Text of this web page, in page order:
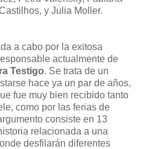
y Julia Moller.
a cabo por la exitosa
actualmente de
Testigo. Se trata de un
hace ya un par de años,
fue muy bien recibido tanto
como por las ferias de
consiste en 13
relacionada a una
desfilarán diferentes